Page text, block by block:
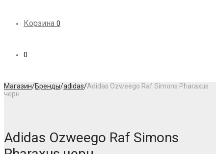
Корзина 0
0
Магазин/Бренды/adidas/Adidas Ozweego Raf Simons Pharaxus
черн
Adidas Ozweego Raf Simons